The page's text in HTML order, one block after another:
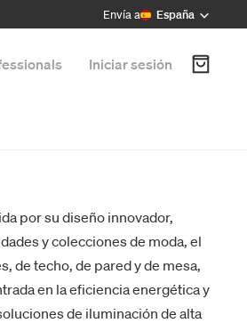
Envía a España
Iniciar sesión
por su diseño innovador,
y colecciones de moda, el
de techo, de pared y de mesa,
en la eficiencia energética y
de iluminación de alta